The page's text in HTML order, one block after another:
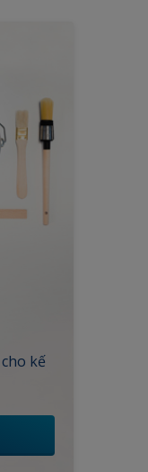
kế